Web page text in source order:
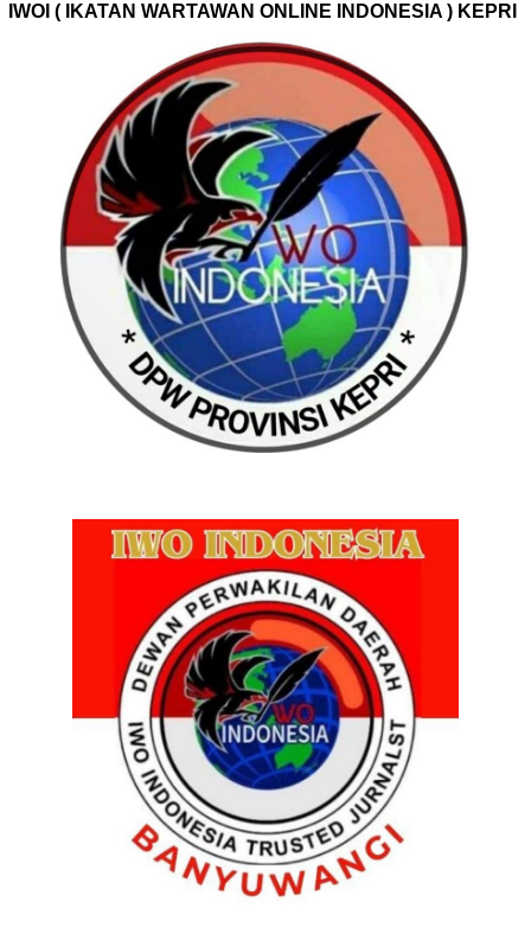
IWOI ( IKATAN WARTAWAN ONLINE INDONESIA ) KEPRI